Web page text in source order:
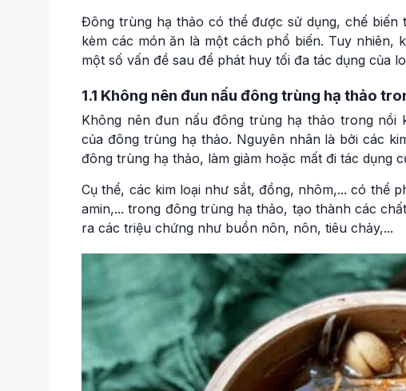
Đông trùng hạ thảo có thể được sử dụng, chế
kèm các món ăn là một cách phổ biến. Tuy
một số vấn đề sau để phát huy tối đa tác dụng của
1.1 Không nên đun nấu đông trùng hạ thảo
Không nên đun nấu đông trùng hạ thảo trong nồi
của đông trùng hạ thảo. Nguyên nhân là bởi các
đông trùng hạ thảo, làm giảm hoặc mất đi tác dụng
Cụ thể, các kim loại như sắt, đồng, nhôm,... có thể
amin,... trong đông trùng hạ thảo, tạo thành các
ra các triệu chứng như buồn nôn, nôn, tiêu chảy,...